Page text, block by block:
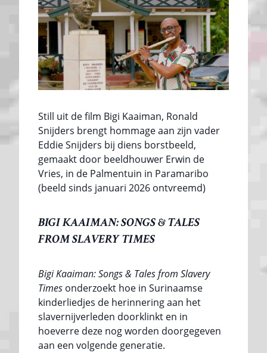
Still uit de film Bigi Kaaiman, Ronald
Snijders brengt hommage aan zijn vader
Eddie Snijders bij diens borstbeeld,
gemaakt door beeldhouwer Erwin de
Vries, in de Palmentuin in Paramaribo
(beeld sinds januari 2026 ontvreemd)
BIGI KAAIMAN: SONGS & TALES
FROM SLAVERY TIMES
Bigi Kaaiman: Songs & Tales from Slavery
Times onderzoekt hoe in Surinaamse
kinderliedjes de herinnering aan het
slavernijverleden doorklinkt en in
hoeverre deze nog worden doorgegeven
aan een volgende generatie.